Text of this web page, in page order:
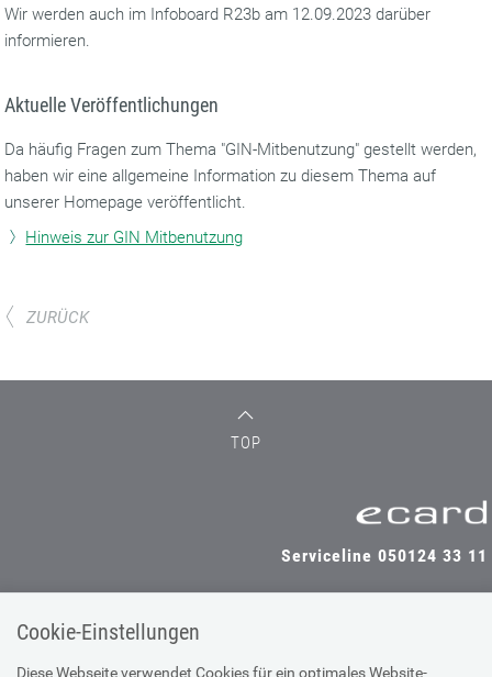
Cookie-Einstellungen
Diese Webseite verwendet Cookies für ein optimales Website-
Wir werden auch im Infoboard R23b am 12.09.2023 darüber
informieren.
Aktuelle Veröffentlichungen
Da häufig Fragen zum Thema "GIN-Mitbenutzung" gestellt werden,
haben wir eine allgemeine Information zu diesem Thema auf
unserer Homepage veröffentlicht.
Hinweis zur GIN Mitbenutzung
ZURÜCK
TOP
Serviceline 050124 33 11